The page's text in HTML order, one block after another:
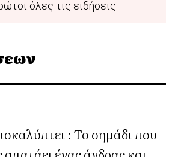
όλες τις ειδήσεις
: Το σημάδι που